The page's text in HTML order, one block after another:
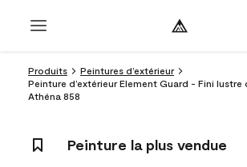
Produits
Peintures d’extérieur
Peinture d’extérieur Element Guard - Fini lustre
Athéna 858
Peinture la plus vendue